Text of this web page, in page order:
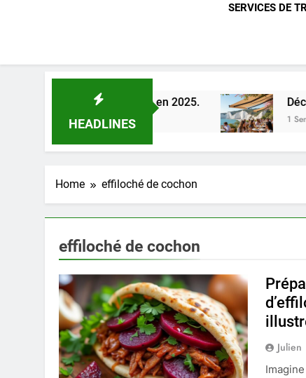
SERVICES DE
HEADLINES
Loire à Orléans en 2025. Découverte
1 Semaine Ago
Home effiloché de cochon
effiloché de cochon
Julien